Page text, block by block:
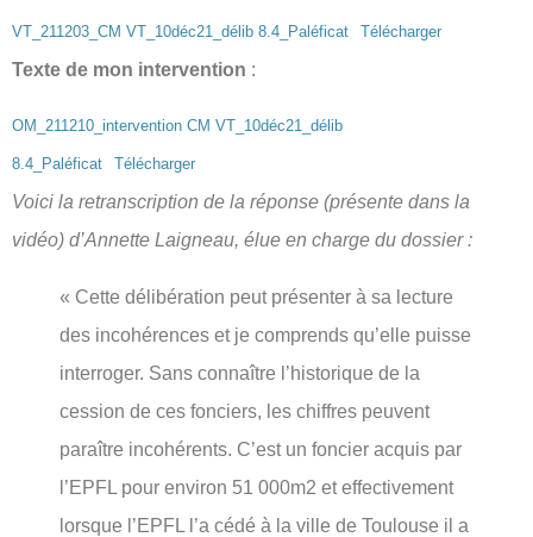
VT_211203_CM VT_10déc21_délib 8.4_Paléficat Télécharger
Texte de mon intervention :
OM_211210_intervention CM VT_10déc21_délib
8.4_Paléficat Télécharger
Voici la retranscription de la réponse (présente dans la
vidéo) d’Annette Laigneau, élue en charge du dossier :
« Cette délibération peut présenter à sa lecture
des incohérences et je comprends qu’elle puisse
interroger. Sans connaître l’historique de la
cession de ces fonciers, les chiffres peuvent
paraître incohérents. C’est un foncier acquis par
l’EPFL pour environ 51 000m2 et effectivement
lorsque l’EPFL l’a cédé à la ville de Toulouse il a